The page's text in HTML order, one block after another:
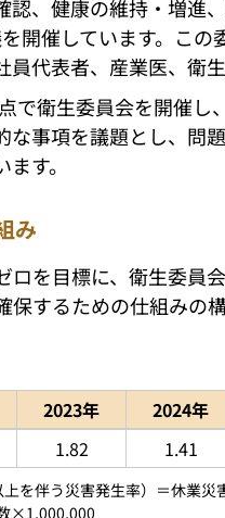
認、健康の維持・増進
開催しています。こ
員代表者、産業医、衛
で衛生委員会を開催し
な事項を議題とし、問
す。
み
ロを目標に、衛生委員
保するための仕組みの
から2024年まで示した表
2023年
2024年
1.82 1.41
を伴う災害発生率）＝休業災
×1,000,000